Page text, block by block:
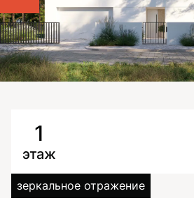
1
этаж
зеркальное отражение